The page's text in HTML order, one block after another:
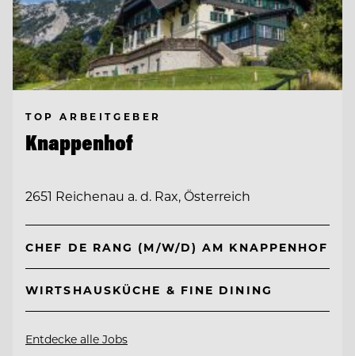
TOP ARBEITGEBER
Knappenhof
2651 Reichenau a. d. Rax, Österreich
CHEF DE RANG (M/W/D) AM KNAPPENHOF
WIRTSHAUSKÜCHE & FINE DINING
Entdecke alle Jobs